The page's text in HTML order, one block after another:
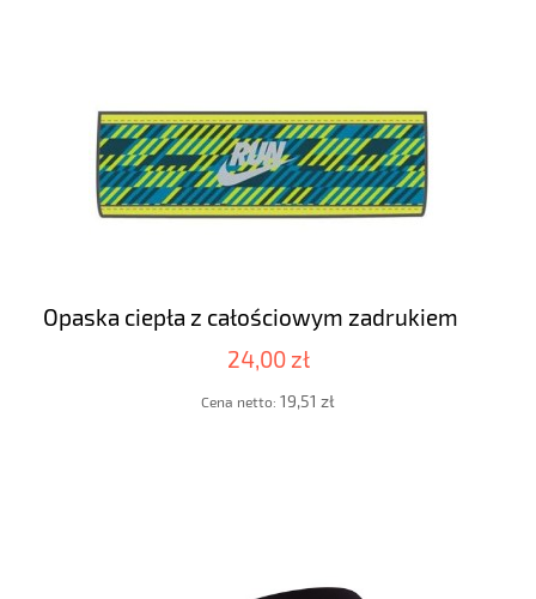
Opaska ciepła z całościowym zadrukiem
24,00 zł
Cena netto: 19,51 zł